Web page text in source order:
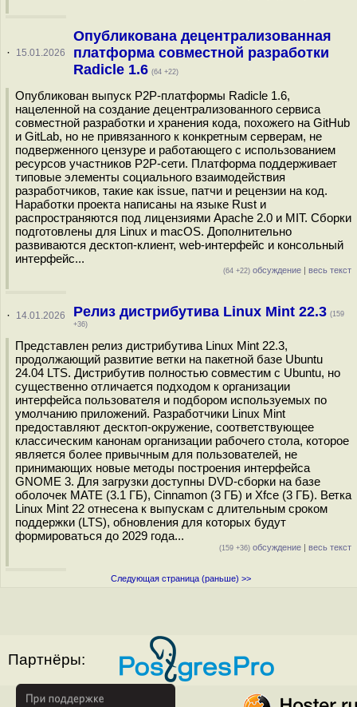
· 15.01.2026
Опубликована децентрализованная
платформа совместной разработки
Radicle 1.6 (64 +22)
Опубликован выпуск P2P-платформы Radicle 1.6,
нацеленной на создание децентрализованного сервиса
совместной разработки и хранения кода, похожего на GitHub
и GitLab, но не привязанного к конкретным серверам, не
подверженного цензуре и работающего с использованием
ресурсов участников P2P-сети. Платформа поддерживает
типовые элементы социального взаимодействия
разработчиков, такие как issue, патчи и рецензии на код.
Наработки проекта написаны на языке Rust и
распространяются под лицензиями Apache 2.0 и MIT. Сборки
подготовлены для Linux и macOS. Дополнительно
развиваются десктоп-клиент, web-интерфейс и консольный
интерфейс...
(64 +22) обсуждение | весь текст
· 14.01.2026 Релиз дистрибутива Linux Mint 22.3 (159
+36)
Представлен релиз дистрибутива Linux Mint 22.3,
продолжающий развитие ветки на пакетной базе Ubuntu
24.04 LTS. Дистрибутив полностью совместим с Ubuntu, но
существенно отличается подходом к организации
интерфейса пользователя и подбором используемых по
умолчанию приложений. Разработчики Linux Mint
предоставляют десктоп-окружение, соответствующее
классическим канонам организации рабочего стола, которое
является более привычным для пользователей, не
принимающих новые методы построения интерфейса
GNOME 3. Для загрузки доступны DVD-сборки на базе
оболочек MATE (3.1 ГБ), Cinnamon (3 ГБ) и Xfce (3 ГБ). Ветка
Linux Mint 22 отнесена к выпускам с длительным сроком
поддержки (LTS), обновления для которых будут
формироваться до 2029 года...
(159 +36) обсуждение | весь текст
Следующая страница (раньше) >>
Партнёры: